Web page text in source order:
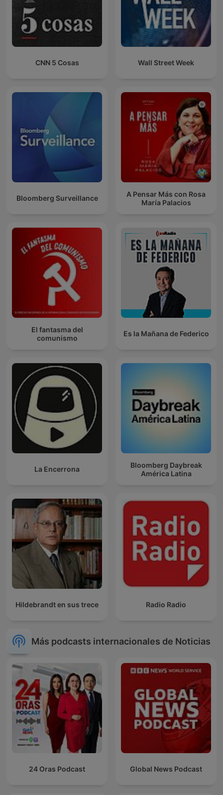
CNN 5 Cosas Wall Street Week
Bloomberg Surveillance
A Pensar Más con Rosa
María Palacios
El fantasma del
comunismo
Es la Mañana de Federico
La Encerrona
Bloomberg Daybreak
América Latina
Hildebrandt en sus trece Radio Radio
Más podcasts internacionales de Noticias
24 Oras Podcast Global News Podcast